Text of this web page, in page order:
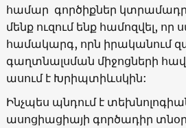
համար գործիքներ
մենք ուզում ենք համոզվել, որ
համակարգ, որն իրականում
գաղտնալսման միջոցների
ասում է Խրիպտիևսկին:
Ինչպես պնդում է
ասոցիացիայի գործադիր